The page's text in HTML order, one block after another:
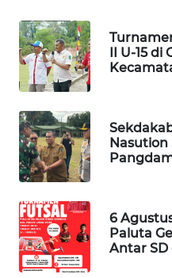
II U-15
6
Paluta
Antar SD
SITUNGIR
NEWS
SIDIKALANG
SIBARAGAS
NEWS
METRO
SIANTAR
NEWS